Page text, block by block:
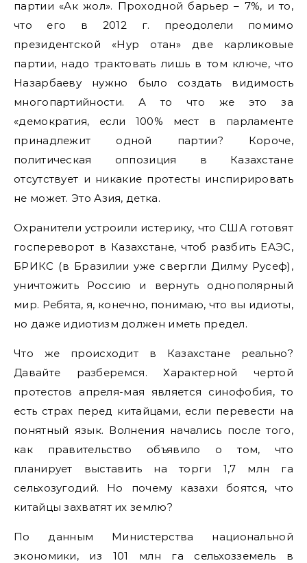
партии «Ак жол». Проходной барьер – 7%, и то,
что его в 2012 г. преодолели помимо
президентской «Нур отан» две карликовые
партии, надо трактовать лишь в том ключе, что
Назарбаеву нужно было создать видимость
многопартийности. А то что же это за
«демократия, если 100% мест в парламенте
принадлежит одной партии? Короче,
политическая оппозиция в Казахстане
отсутствует и никакие протесты инспирировать
не может. Это Азия, детка.
Охранители устроили истерику, что США готовят
госпереворот в Казахстане, чтоб разбить ЕАЭС,
БРИКС (в Бразилии уже свергли Дилму Русеф),
уничтожить Россию и вернуть однополярный
мир. Ребята, я, конечно, понимаю, что вы идиоты,
но даже идиотизм должен иметь предел.
Что же происходит в Казахстане реально?
Давайте разберемся. Характерной чертой
протестов апреля-мая является синофобия, то
есть страх перед китайцами, если перевести на
понятный язык. Волнения начались после того,
как правительство объявило о том, что
планирует выставить на торги 1,7 млн га
сельхозугодий. Но почему казахи боятся, что
китайцы захватят их землю?
По данным Министерства национальной
экономики, из 101 млн га сельхозземель в